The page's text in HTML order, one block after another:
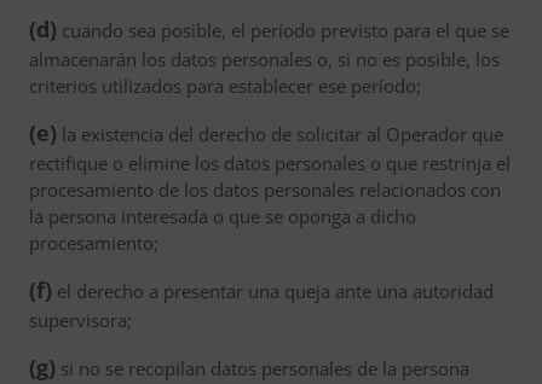
(d) cuando sea posible, el período previsto para el que se
almacenarán los datos personales o, si no es posible, los
criterios utilizados para establecer ese período;
(e) la existencia del derecho de solicitar al Operador que
rectifique o elimine los datos personales o que restrinja el
procesamiento de los datos personales relacionados con
la persona interesada o que se oponga a dicho
procesamiento;
(f) el derecho a presentar una queja ante una autoridad
supervisora;
(g) si no se recopilan datos personales de la persona